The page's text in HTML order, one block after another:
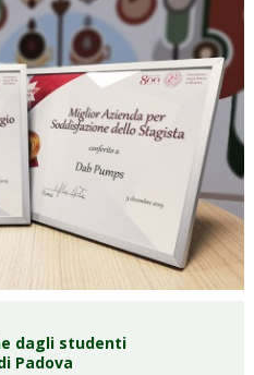
dagli studenti
Padova